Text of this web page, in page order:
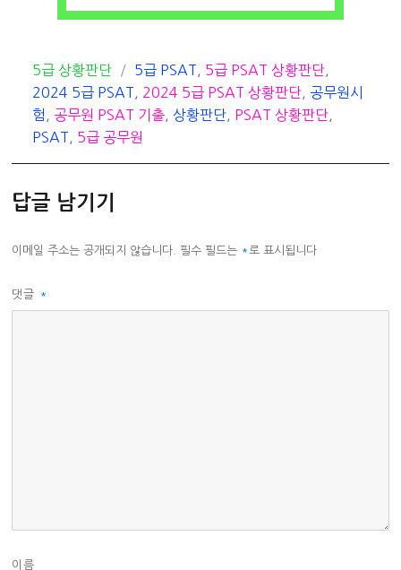
카
테
고
리
5급 상황판단
태
그
5급 PSAT 5급 PSAT 상황판단,
2024 5급 PSAT
2024 5급 PSAT 상황판단
공무원시
험
공무원 PSAT 기출 ,상황판단 PSAT 상황판단
PSAT
5급 공무원
답글 남기기
이메일 주소는 공개되지 않습니다. 필수 필드는 * 로 표시됩니다
댓글 *
이름